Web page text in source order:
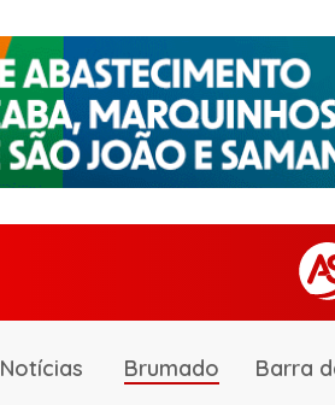
Notícias Brumado Barra